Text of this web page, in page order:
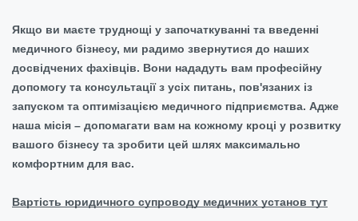
Якщо ви маєте труднощі у започаткуванні та введенні
медичного бізнесу, ми радимо звернутися до наших
досвідчених фахівців. Вони нададуть вам професійну
допомогу та консультації з усіх питань, пов'язаних із
запуском та оптимізацією медичного підприємства. Адже
наша місія – допомагати вам на кожному кроці у розвитку
вашого бізнесу та зробити цей шлях максимально
комфортним для вас.
Вартість юридичного супроводу медичних установ тут